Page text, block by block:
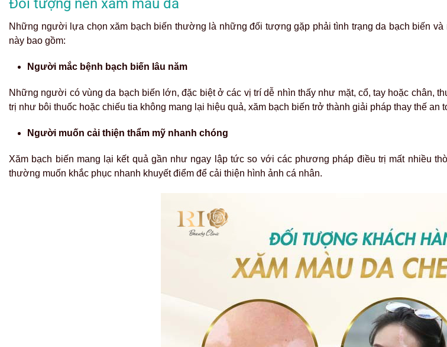
Đối tượng nên xăm màu da
Những người lựa chọn xăm bạch biến thường là những đối tượng gặp phải tình trạng da bạch biến
này bao gồm:
Người mắc bệnh bạch biến lâu năm
Những người có vùng da bạch biến lớn, đặc biệt ở các vị trí dễ nhìn thấy như mặt, cổ, tay hoặc chân,
trị như bôi thuốc hoặc chiếu tia không mang lại hiệu quả, xăm bạch biến trở thành giải pháp thay thế an
Người muốn cải thiện thẩm mỹ nhanh chóng
Xăm bạch biến mang lại kết quả gần như ngay lập tức so với các phương pháp điều trị mất nhiều
thường muốn khắc phục nhanh khuyết điểm để cải thiện hình ảnh cá nhân.